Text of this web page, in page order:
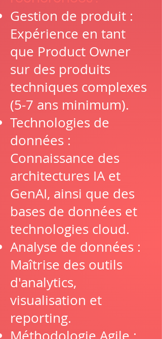
Gestion de produit :
Expérience en tant
que Product Owner
sur des produits
techniques complexes
(5-7 ans minimum).
Technologies de
données :
Connaissance des
architectures IA et
GenAI, ainsi que des
bases de données et
technologies cloud.
Analyse de données :
Maîtrise des outils
d'analytics,
visualisation et
reporting.